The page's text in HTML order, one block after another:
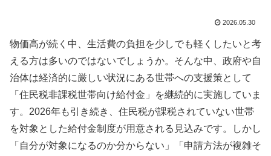
2026.05.30
物価高が続く中、生活費の負担を少しでも軽くしたいと考
える方は多いのではないでしょうか。そんな中、政府や自
治体は経済的に厳しい状況にある世帯への支援策として
「住民税非課税世帯向け給付金」を継続的に実施していま
す。2026年も引き続き、住民税が課税されていない世帯
を対象とした給付金制度が用意される見込みです。しかし
「自分が対象になるのか分からない」「申請方法が複雑そ